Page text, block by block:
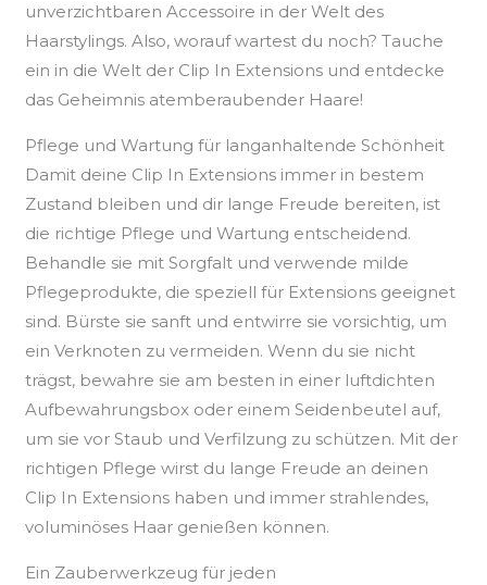
unverzichtbaren Accessoire in der Welt des
Haarstylings. Also, worauf wartest du noch? Tauche
ein in die Welt der Clip In Extensions und entdecke
das Geheimnis atemberaubender Haare!
Pflege und Wartung für langanhaltende Schönheit
Damit deine Clip In Extensions immer in bestem
Zustand bleiben und dir lange Freude bereiten, ist
die richtige Pflege und Wartung entscheidend.
Behandle sie mit Sorgfalt und verwende milde
Pflegeprodukte, die speziell für Extensions geeignet
sind. Bürste sie sanft und entwirre sie vorsichtig, um
ein Verknoten zu vermeiden. Wenn du sie nicht
trägst, bewahre sie am besten in einer luftdichten
Aufbewahrungsbox oder einem Seidenbeutel auf,
um sie vor Staub und Verfilzung zu schützen. Mit der
richtigen Pflege wirst du lange Freude an deinen
Clip In Extensions haben und immer strahlendes,
voluminöses Haar genießen können.
Ein Zauberwerkzeug für jeden